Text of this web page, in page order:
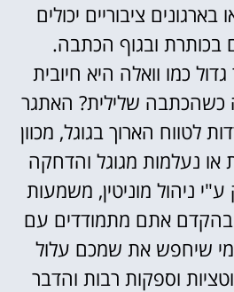
ציבוריים יכולים
ובגוף הכתבה.
כמו וואלה היא חיובית
כשהכתבה שלילית? האתגר
לטווח הארוך בגוגל, מכוון
או נעלמות מגוגל והדחקה
ניהול מוניטין, משמעות
בהקדם אתם מתמודדים עם
מי שיחפש את שמכם עלול
וספקות רבות והדבר